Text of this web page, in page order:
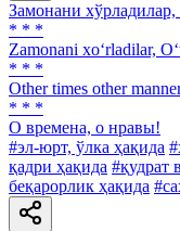
Замонани хўрладилар,
* * *
Zamonani xo‘rladilar,
* * *
Other times other
* * *
О времена, о нравы!
#эл-юрт, ўлка ҳақида
қадри ҳақида #қудрат
беқарорлик ҳақида